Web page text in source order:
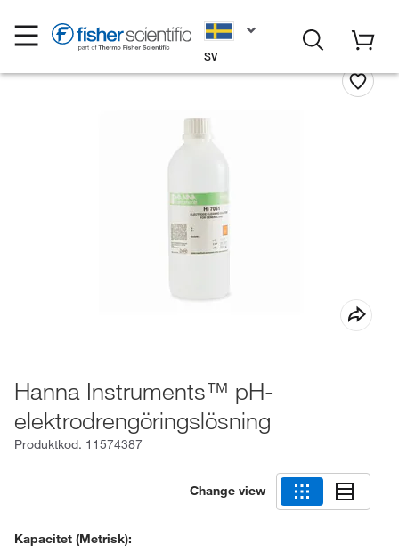
SV
Hanna Instruments™ pH-
elektrodrengöringslösning
Produktkod. 11574387
Change view
Kapacitet (metrisk):